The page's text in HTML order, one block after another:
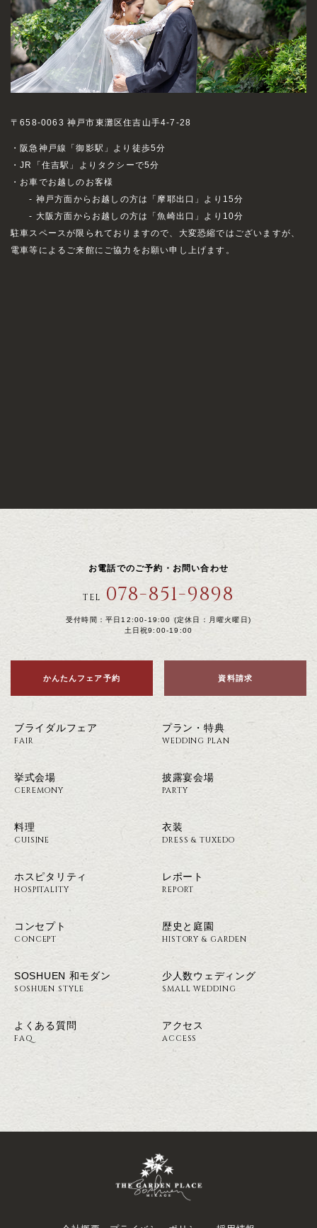
〒658-0063 神戸市東灘区住吉山手4-7-28
・阪急神戸線「御影駅」より徒歩5分
・JR「住吉駅」よりタクシーで5分
・お車でお越しのお客様
- 神戸方面からお越しの方は「摩耶出口」より15分
- 大阪方面からお越しの方は「魚崎出口」より10分
駐車スペースが限られておりますので、大変恐縮ではございますが、
電車等によるご来館にご協力をお願い申し上げます。
お電話でのご予約・お問い合わせ
TEL 078-851-9898
受付時間：平日12:00-19:00 (定休日：月曜火曜日)
土日祝9:00-19:00
かんたんフェア予約 資料請求
ブライダルフェア
FAIR
プラン・特典
WEDDING PLAN
挙式会場
CEREMONY
披露宴会場
PARTY
料理
CUISINE
衣装
DRESS & TUXEDO
ホスピタリティ
HOSPITALITY
レポート
REPORT
コンセプト
CONCEPT
歴史と庭園
HISTORY & GARDEN
SOSHUEN 和モダン
SOSHUEN STYLE
少人数ウェディング
SMALL WEDDING
よくある質問
FAQ
アクセス
ACCESS